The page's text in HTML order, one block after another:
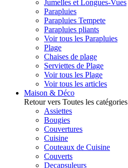
Jumelles et Longues-Vues
Parapluies
Parapluies Tempete
Parapluies pliants
Voir tous les Parapluies
Plage
Chaises de plage
Serviettes de Plage
Voir tous les Plage
Voir tous les articles
Maison & Déco
Retour vers Toutes les catégories
Assiettes
Bougies
Couvertures
Cuisine
Couteaux de Cuisine
Couverts
Decapsuleurs